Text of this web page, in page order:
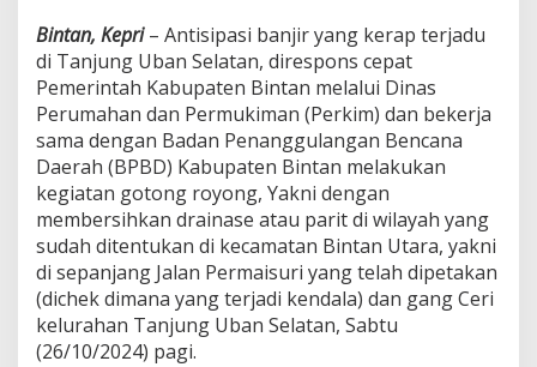
n
I
n
i
D
i
T
a
n
j
u
g
U
b
Bintan, Kepri– Antisipasi banjir yang kerap terjadu
di Tanjung Uban Selatan, direspons cepat
Pemerintah Kabupaten Bintan melalui Dinas
Perumahan dan Permukiman (Perkim) dan bekerja
sama dengan Badan Penanggulangan Bencana
Daerah (BPBD) Kabupaten Bintan melakukan
kegiatan gotong royong, Yakni dengan
membersihkan drainase atau parit di wilayah yang
sudah ditentukan di kecamatan Bintan Utara, yakni
di sepanjang Jalan Permaisuri yang telah dipetakan
(dichek dimana yang terjadi kendala) dan gang Ceri
kelurahan Tanjung Uban Selatan, Sabtu
(26/10/2024) pagi.